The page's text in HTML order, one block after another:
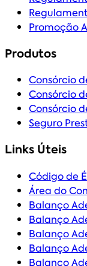
Promoção
Produtos
Consórcio
Consórcio
Consórcio
Seguro
Links Úteis
Código de
Área do
Balanço
Balanço
Balanço
Balanço
Balanço